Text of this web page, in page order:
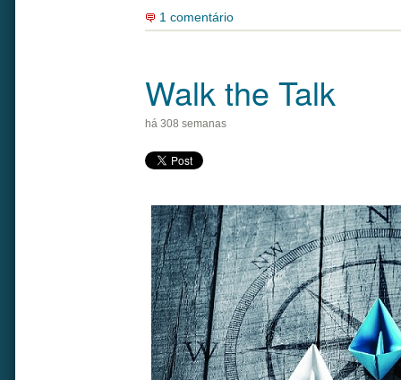
1 comentário
Walk the Talk
há 308 semanas